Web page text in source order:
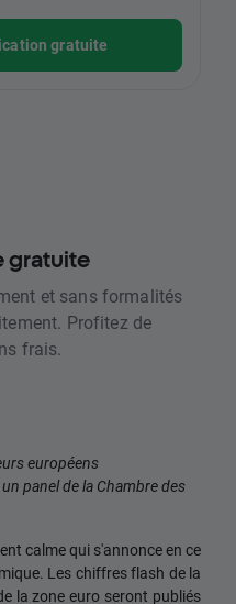
gratuite
gratuite
et sans formalités
Profitez de
frais.
européens
panel de la Chambre des
calme qui s'annonce en ce
Les chiffres flash de la
la zone euro seront publiés